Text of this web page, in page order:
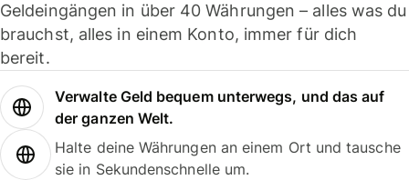
Geldeingängen in über 40 Währungen – alles was du
brauchst, alles in einem Konto, immer für dich
bereit.
Verwalte Geld bequem unterwegs, und das auf
der ganzen Welt.
Halte deine Währungen an einem Ort und tausche
sie in Sekundenschnelle um.